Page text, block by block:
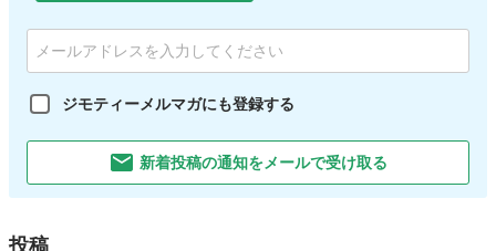
ジモティーメルマガにも登録する
新着投稿の通知をメールで受け取る
投稿